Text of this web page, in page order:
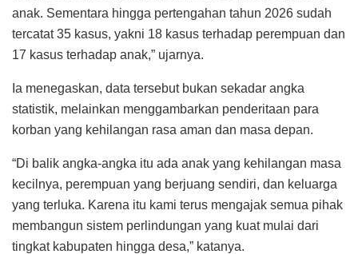
anak. Sementara hingga pertengahan tahun 2026 sudah
tercatat 35 kasus, yakni 18 kasus terhadap perempuan dan
17 kasus terhadap anak,” ujarnya.
Ia menegaskan, data tersebut bukan sekadar angka
statistik, melainkan menggambarkan penderitaan para
korban yang kehilangan rasa aman dan masa depan.
“Di balik angka-angka itu ada anak yang kehilangan masa
kecilnya, perempuan yang berjuang sendiri, dan keluarga
yang terluka. Karena itu kami terus mengajak semua pihak
membangun sistem perlindungan yang kuat mulai dari
tingkat kabupaten hingga desa,” katanya.